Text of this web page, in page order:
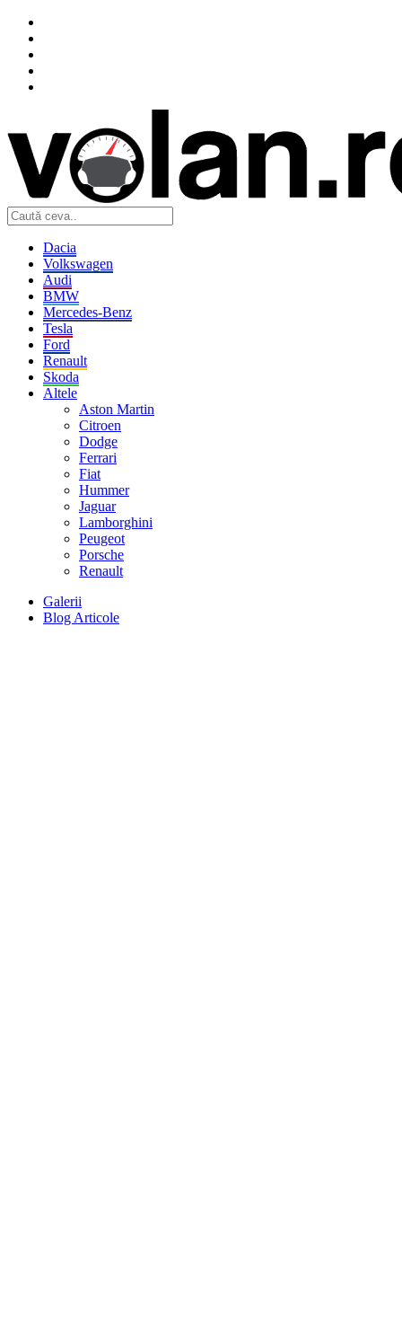
Dacia
Volkswagen
Audi
BMW
Mercedes-Benz
Tesla
Ford
Renault
Skoda
Altele
Aston Martin
Citroen
Dodge
Ferrari
Fiat
Hummer
Jaguar
Lamborghini
Peugeot
Porsche
Renault
Galerii
Blog Articole